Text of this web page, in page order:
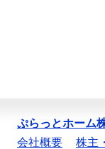
ぷらっとホーム
会社概要
株主